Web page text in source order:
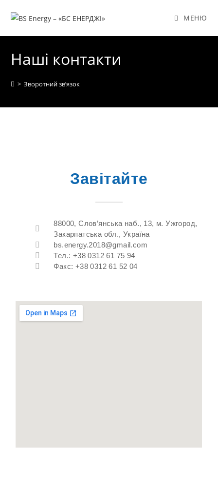
МЕНЮ
Наші контакти
> Зворотний зв’язок
Завітайте
88000, Слов’янська наб., 13, м. Ужгород,
Закарпатська обл., Україна
bs.energy.2018@gmail.com
Тел.: +38 0312 61 75 94
Факс: +38 0312 61 52 04